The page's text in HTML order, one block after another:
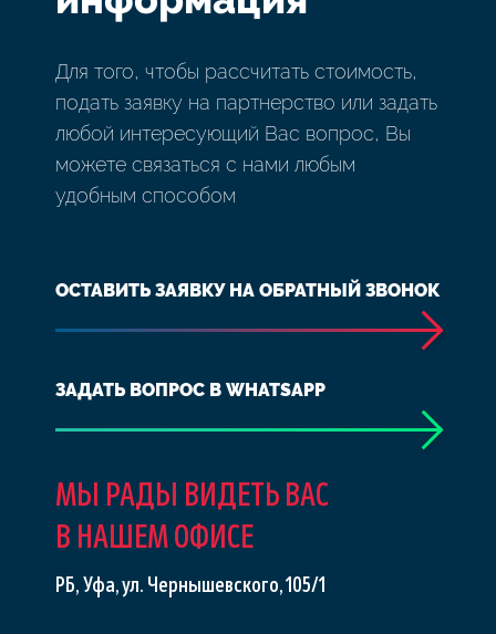
Для того, чтобы рассчитать стоимость,
подать заявку на партнерство или задать
любой интересующий Вас вопрос, Вы
можете связаться с нами любым
удобным способом
ОСТАВИТЬ ЗАЯВКУ НА ОБРАТНЫЙ ЗВОНОК
ЗАДАТЬ ВОПРОС В WHATSAPP
МЫ РАДЫ ВИДЕТЬ ВАС
В НАШЕМ ОФИСЕ
РБ, Уфа, ул. Чернышевского, 105/1